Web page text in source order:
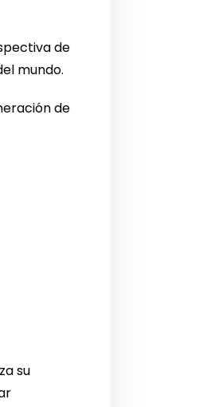
de
mundo.
de
su